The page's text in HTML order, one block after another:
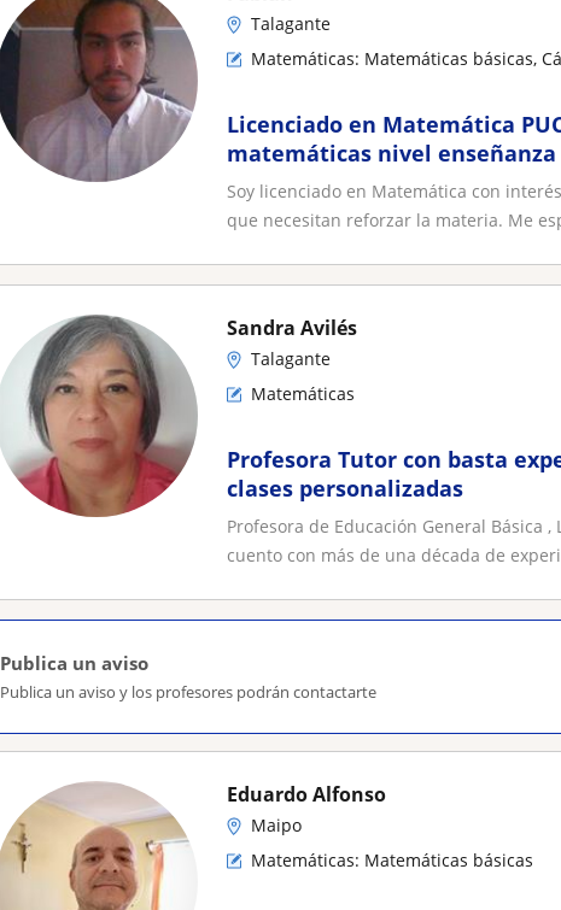
Talagante
Matemáticas: Matemáticas básicas,
Licenciado en Matemática
matemáticas nivel
Soy licenciado en Matemática con
que necesitan reforzar la materia. Me
Sandra Avilés
Talagante
Matemáticas
Profesora Tutor con basta
clases personalizadas
Profesora de Educación General Básica
cuento con más de una década de
Publica un aviso
Publica un aviso y los profesores podrán contactarte
Eduardo Alfonso
Maipo
Matemáticas: Matemáticas básicas